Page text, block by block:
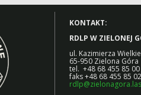
KONTAKT:
RDLP W ZIELONEJ
ul. Kazimierza
65-950 Zielona Góra
tel. +48 68 455 85 00
faks +48 68 455 85 02